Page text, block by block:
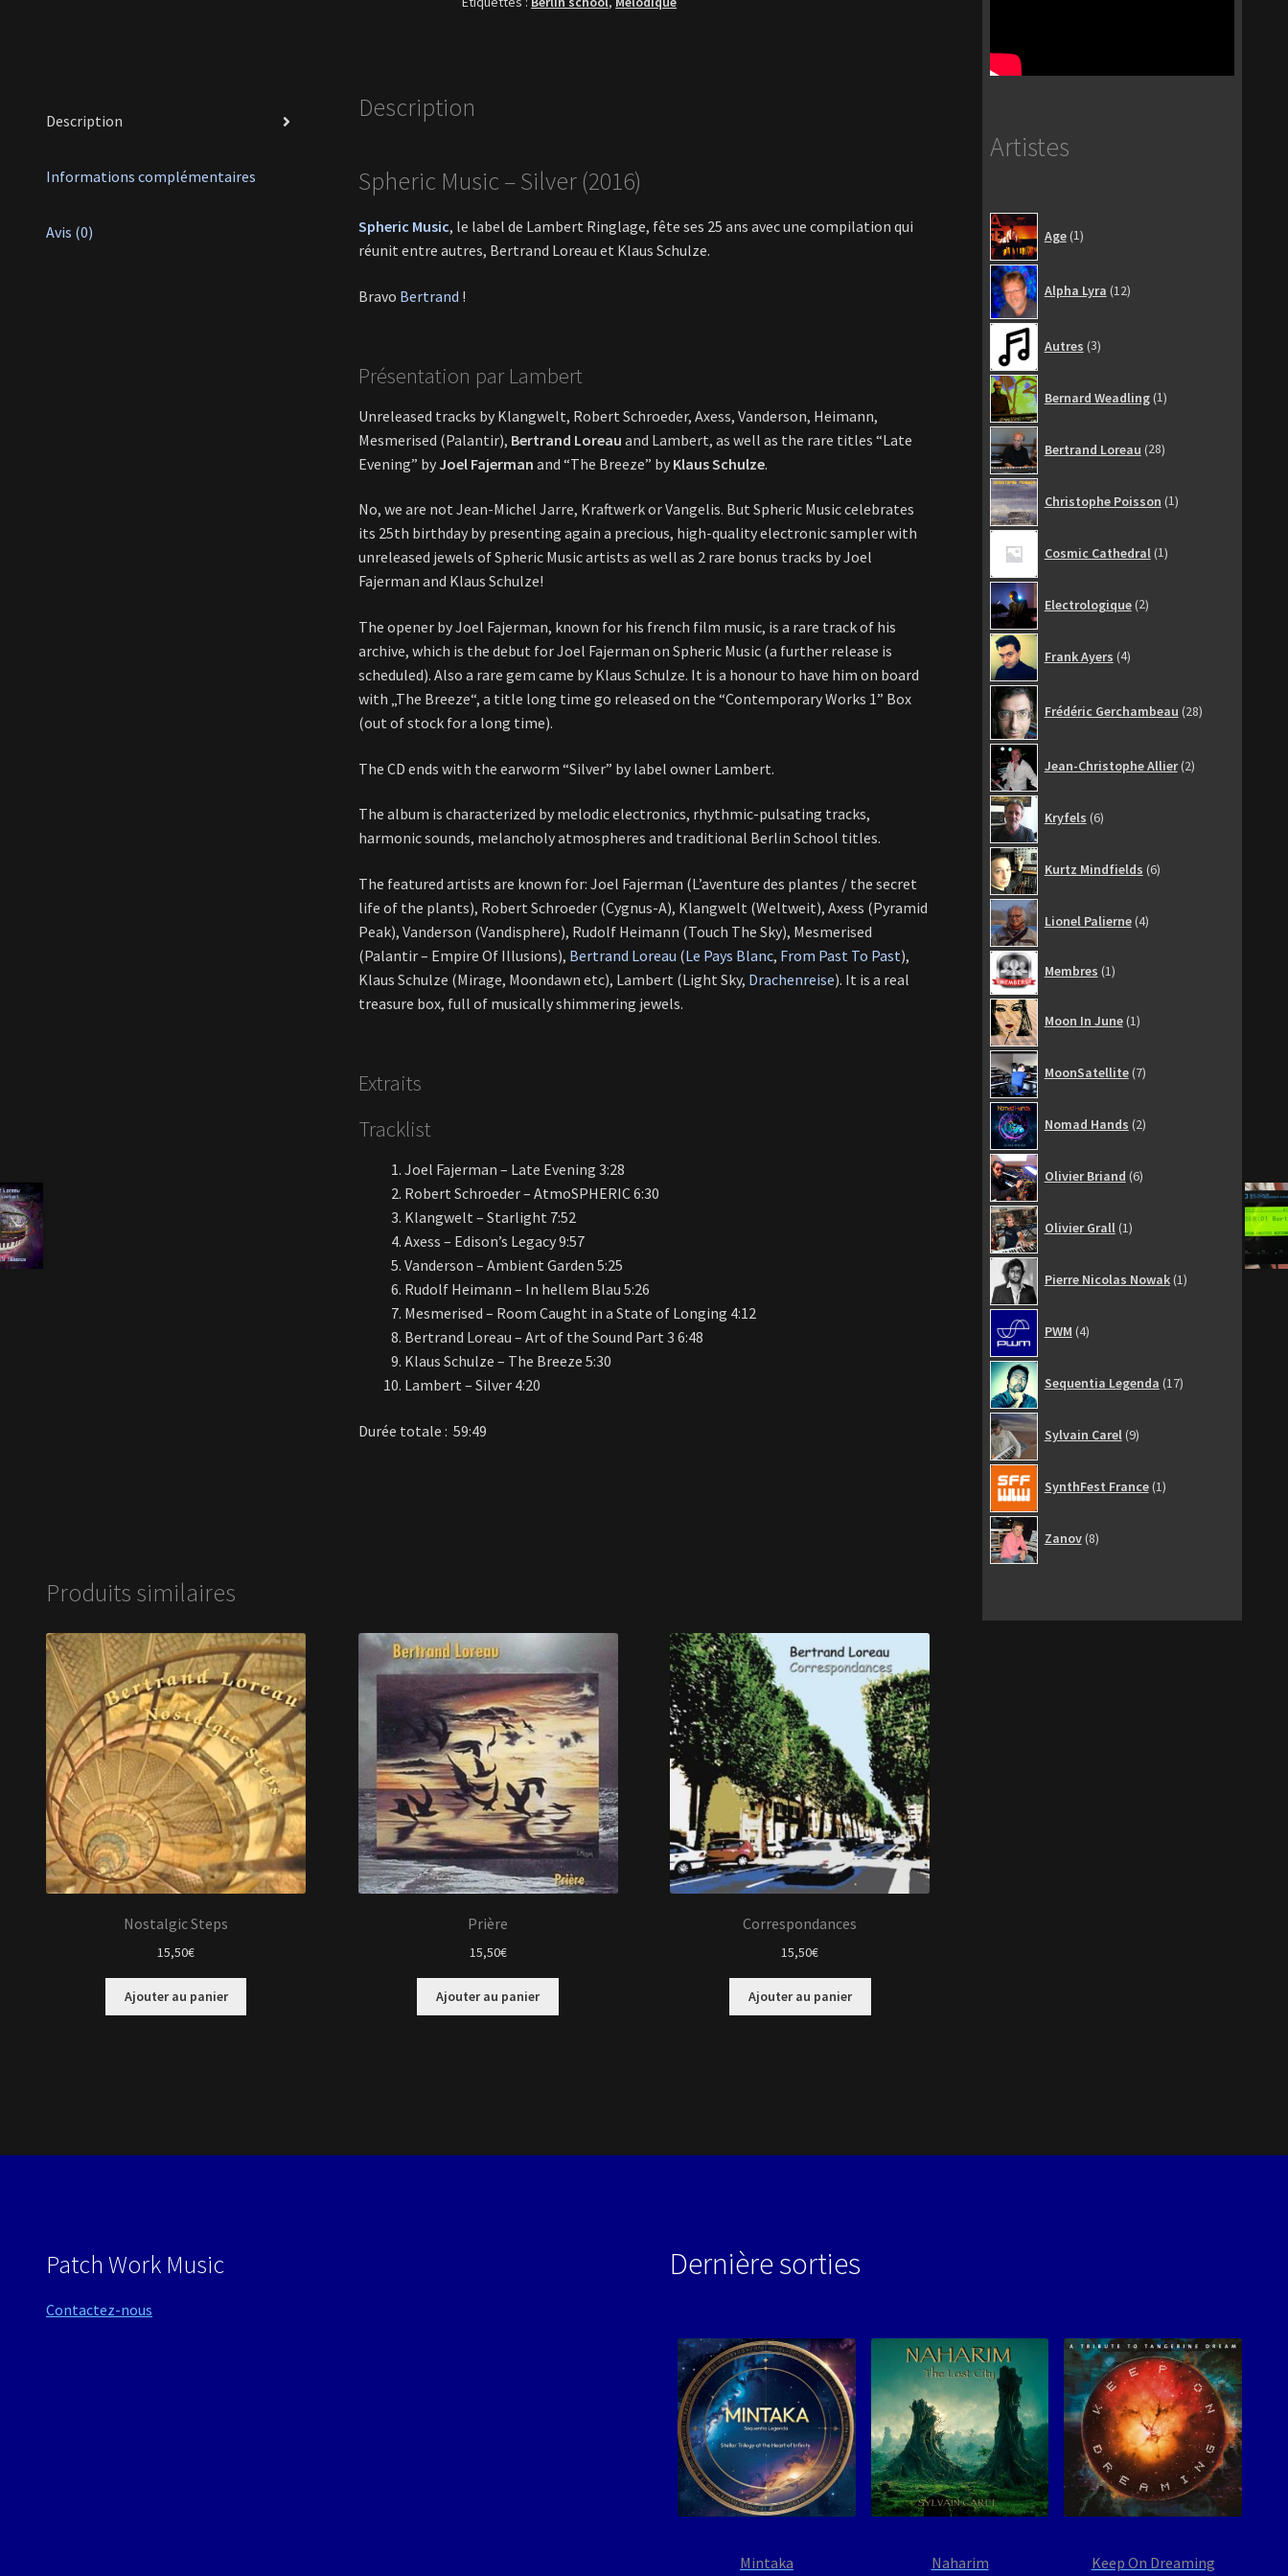
Description
Informations complémentaires
Avis (0)
Description
Spheric Music – Silver (2016)
Spheric Music, le label de Lambert Ringlage, fête ses 25 ans avec une compilation qui
réunit entre autres, Bertrand Loreau et Klaus Schulze.
Bravo Bertrand !
Présentation par Lambert
Unreleased tracks by Klangwelt, Robert Schroeder, Axess, Vanderson, Heimann,
Mesmerised (Palantir), Bertrand Loreau and Lambert, as well as the rare titles “Late
Evening” byJoel Fajerman and “The Breeze” by Klaus Schulze.
No, we are not Jean-Michel Jarre, Kraftwerk or Vangelis. But Spheric Music celebrates
its 25th birthday by presenting again a precious, high-quality electronic sampler with
unreleased jewels of Spheric Music artists as well as 2 rare bonus tracks by Joel
Fajerman and Klaus Schulze!
The opener by Joel Fajerman, known for his french film music, is a rare track of his
archive, which is the debut for Joel Fajerman on Spheric Music (a further release is
scheduled). Also a rare gem came by Klaus Schulze. It is a honour to have him on board
with „The Breeze“, a title long time go released on the “Contemporary Works 1” Box
(out of stock for a long time).
The CD ends with the earworm “Silver” by label owner Lambert.
The album is characterized by melodic electronics, rhythmic-pulsating tracks,
harmonic sounds, melancholy atmospheres and traditional Berlin School titles.
The featured artists are known for: Joel Fajerman (L’aventure des plantes / the secret
life of the plants), Robert Schroeder (Cygnus-A), Klangwelt (Weltweit), Axess (Pyramid
Peak), Vanderson (Vandisphere), Rudolf Heimann (Touch The Sky), Mesmerised
(Palantir – Empire Of Illusions), Bertrand Loreau (Le Pays Blanc, From Past To Past),
Klaus Schulze (Mirage, Moondawn etc), Lambert (Light Sky, Drachenreise). It is a real
treasure box, full of musically shimmering jewels.
Extraits
Tracklist
Joel Fajerman – Late Evening 3:28
Robert Schroeder – AtmoSPHERIC 6:30
Klangwelt – Starlight 7:52
Axess – Edison’s Legacy 9:57
Vanderson – Ambient Garden 5:25
Rudolf Heimann – In hellem Blau 5:26
Mesmerised – Room Caught in a State of Longing 4:12
Bertrand Loreau – Art of the Sound Part 3 6:48
Klaus Schulze – The Breeze 5:30
Lambert – Silver 4:20
Durée totale : 59:49
Produits similaires
Nostalgic Steps
15,50€
Ajouter au panier
Prière
15,50€
Ajouter au panier
Correspondances
15,50€
Ajouter au panier
Artistes
Age 1produit
Alpha Lyra 12produits
Autres 3produits
Bernard Weadling 1produit
Bertrand Loreau 28produits
Christophe Poisson 1produit
Cosmic Cathedral 1produit
Electrologique 2produits
Frank Ayers 4produits
Frédéric Gerchambeau 28produits
Jean-Christophe Allier 2produits
Kryfels 6produits
Kurtz Mindfields 6produits
Lionel Palierne 4produits
Membres 1
produit
Moon In June 1produit
MoonSatellite 7produits
Nomad Hands 2produits
Olivier Briand 6produits
Olivier Grall 1produit
Pierre Nicolas Nowak 1produit
PWM 4produits
Sequentia Legenda 17produits
Sylvain Carel 9produits
SynthFest France 1produit
Zanov 8produits
Patch Work Music
Contactez-nous
Dernière sorties
Mintaka Naharim Keep On Dreaming